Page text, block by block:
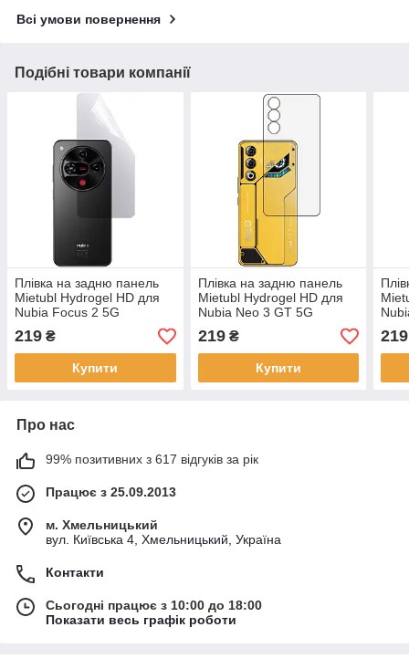
Всі умови повернення
Подібні товари компанії
Плівка на задню панель
Mietubl Hydrogel HD для
Nubia Focus 2 5G
219 ₴
Купити
Плівка на задню панель
Mietubl Hydrogel HD для
Nubia Neo 3 GT 5G
219₴
Купити
219
Про нас
99% позитивних з 617 відгуків за рік
Працює з 25.09.2013
м. Хмельницький
вул. Київська 4, Хмельницький, Україна
Контакти
Сьогодні працює з 10:00 до 18:00
Показати весь графік роботи